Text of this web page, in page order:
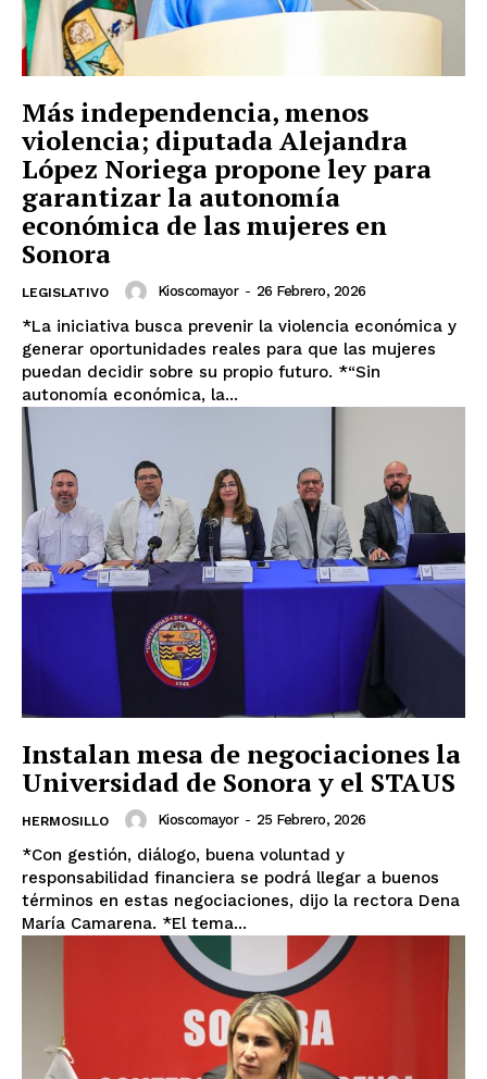
Más independencia, menos
violencia; diputada Alejandra
López Noriega propone ley para
garantizar la autonomía
económica de las mujeres en
Sonora
LEGISLATIVO Kioscomayor - 26 Febrero, 2026
*La iniciativa busca prevenir la violencia económica y
generar oportunidades reales para que las mujeres
puedan decidir sobre su propio futuro. *“Sin
autonomía económica, la...
Instalan mesa de negociaciones la
Universidad de Sonora y el STAUS
HERMOSILLO Kioscomayor - 25 Febrero, 2026
*Con gestión, diálogo, buena voluntad y
responsabilidad financiera se podrá llegar a buenos
términos en estas negociaciones, dijo la rectora Dena
María Camarena. *El tema...